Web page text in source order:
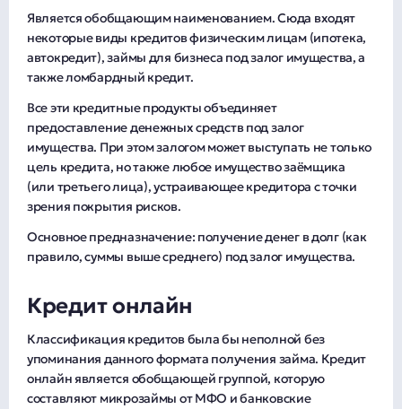
Является обобщающим наименованием. Сюда входят
некоторые виды кредитов физическим лицам (ипотека,
автокредит), займы для бизнеса под залог имущества, а
также ломбардный кредит.
Все эти кредитные продукты объединяет
предоставление денежных средств под залог
имущества. При этом залогом может выступать не только
цель кредита, но также любое имущество заёмщика
(или третьего лица), устраивающее кредитора с точки
зрения покрытия рисков.
Основное предназначение: получение денег в долг (как
правило, суммы выше среднего) под залог имущества.
Кредит онлайн
Классификация кредитов была бы неполной без
упоминания данного формата получения займа. Кредит
онлайн является обобщающей группой, которую
составляют микрозаймы от МФО и банковские